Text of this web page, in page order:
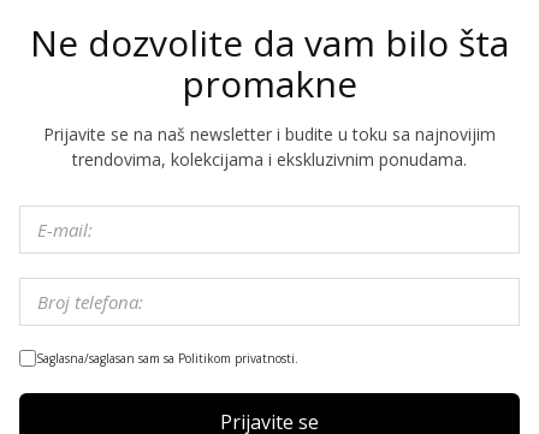
Ne dozvolite da vam bilo šta
promakne
Prijavite se na naš newsletter i budite u toku sa najnovijim
trendovima, kolekcijama i ekskluzivnim ponudama.
Saglasna/saglasan sam sa Politikom privatnosti.
Prijavite se